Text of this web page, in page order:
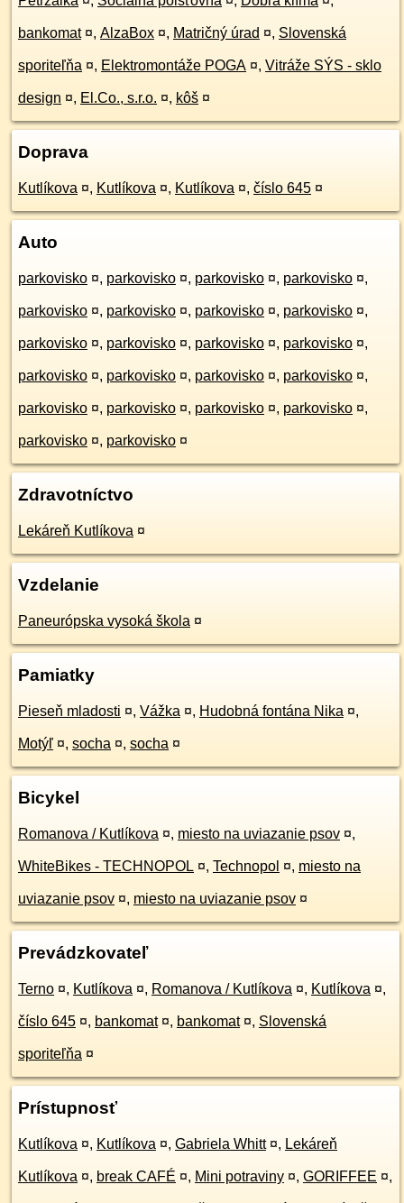
bankomat ¤, AlzaBox ¤, Matričný úrad ¤, Slovenská
sporiteľňa ¤, Elektromontáže POGA ¤, Vitráže SÝS - sklo
design ¤, El.Co., s.r.o. ¤, kôš ¤
Doprava
Kutlíkova ¤, Kutlíkova ¤, Kutlíkova ¤, číslo 645 ¤
Auto
parkovisko ¤, parkovisko ¤, parkovisko ¤, parkovisko ¤,
parkovisko ¤, parkovisko ¤, parkovisko ¤, parkovisko ¤,
parkovisko ¤, parkovisko ¤, parkovisko ¤, parkovisko ¤,
parkovisko ¤, parkovisko ¤, parkovisko ¤, parkovisko ¤,
parkovisko ¤, parkovisko ¤, parkovisko ¤, parkovisko ¤,
parkovisko ¤, parkovisko ¤
Zdravotníctvo
Lekáreň Kutlíkova ¤
Vzdelanie
Paneurópska vysoká škola ¤
Pamiatky
Pieseň mladosti ¤, Vážka ¤, Hudobná fontána Nika ¤,
Motýľ ¤, socha ¤, socha ¤
Bicykel
Romanova / Kutlíkova ¤, miesto na uviazanie psov ¤,
WhiteBikes - TECHNOPOL ¤, Technopol ¤, miesto na
uviazanie psov ¤, miesto na uviazanie psov ¤
Prevádzkovateľ
Terno ¤, Kutlíkova ¤, Romanova / Kutlíkova ¤, Kutlíkova ¤,
číslo 645 ¤, bankomat ¤, bankomat ¤, Slovenská
sporiteľňa ¤
Prístupnosť
Kutlíkova ¤, Kutlíkova ¤, Gabriela Whitt ¤, Lekáreň
Kutlíkova ¤, break CAFÉ ¤, Mini potraviny ¤, GORIFFEE ¤,